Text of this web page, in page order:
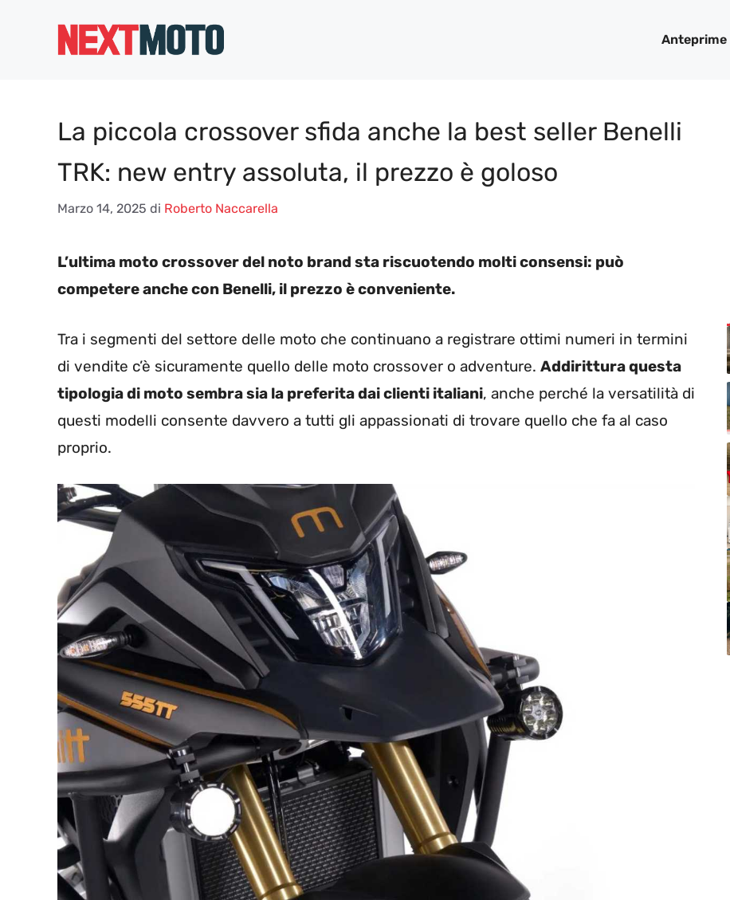
Anteprime
La piccola crossover sfida anche la best seller Benelli
TRK: new entry assoluta, il prezzo è goloso
Marzo 14, 2025 di Roberto Naccarella
L’ultima moto crossover del noto brand sta riscuotendo molti consensi: può
competere anche con Benelli, il prezzo è conveniente.
Tra i segmenti del settore delle moto che continuano a registrare ottimi numeri in termini
di vendite c’è sicuramente quello delle moto crossover o adventure. Addirittura questa
tipologia di moto sembra sia la preferita dai clienti italiani, anche perché la versatilità di
questi modelli consente davvero a tutti gli appassionati di trovare quello che fa al caso
proprio.